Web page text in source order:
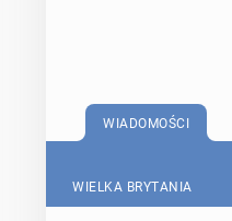
WIADOMOŚCI
WIELKA BRYTANIA